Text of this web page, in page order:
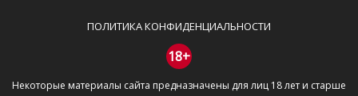
ПОЛИТИКА КОНФИДЕНЦИАЛЬНОСТИ
18+
Некоторые материалы сайта предназначены для лиц 18 лет и старше